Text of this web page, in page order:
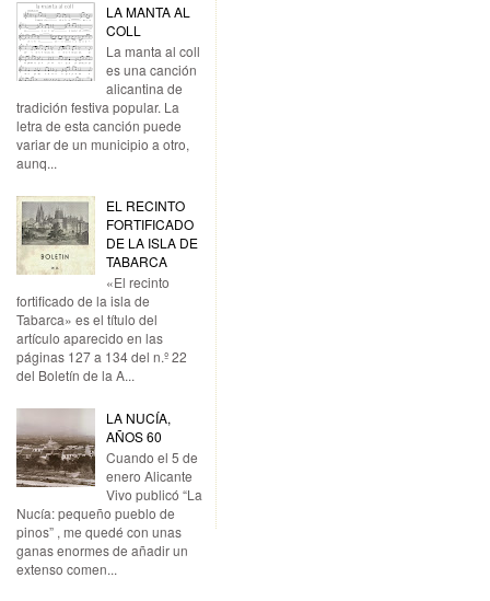
LA MANTA AL
COLL
La manta al coll
es una canción
alicantina de
tradición festiva popular. La
letra de esta canción puede
variar de un municipio a otro,
aunq...
EL RECINTO
FORTIFICADO
DE LA ISLA DE
TABARCA
«El recinto
fortificado de la isla de
Tabarca» es el título del
artículo aparecido en las
páginas 127 a 134 del n.º 22
del Boletín de la A...
LA NUCÍA,
AÑOS 60
Cuando el 5 de
enero Alicante
Vivo publicó “La
Nucía: pequeño pueblo de
pinos” , me quedé con unas
ganas enormes de añadir un
extenso comen...